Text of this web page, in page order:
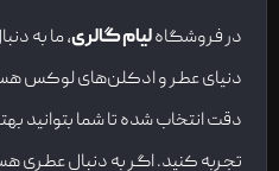
در فروشگاهلیام گالری، ما به
دنیای عطر و ادکلن‌های لوکس
دقت انتخاب شده تا شما بتوانید
تجربه کنید. اگر به دنبال عطری